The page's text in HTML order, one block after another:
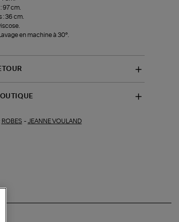
97 cm.
: 36 cm.
Lavage en machine à 30°.
ROBES - JEANNE VOULAND